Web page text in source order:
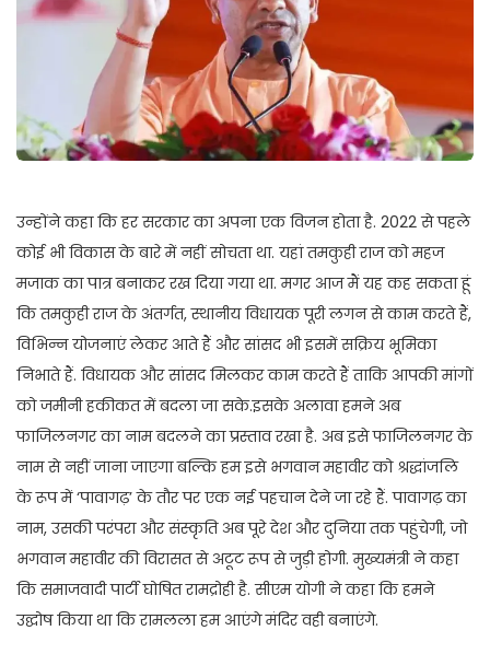
उन्होंने कहा कि हर सरकार का अपना एक विजन होता है. 2022 से पहले
कोई भी विकास के बारे में नहीं सोचता था. यहां तमकुही राज को महज
मजाक का पात्र बनाकर रख दिया गया था. मगर आज मैं यह कह सकता हूं
कि तमकुही राज के अंतर्गत, स्थानीय विधायक पूरी लगन से काम करते हैं,
विभिन्न योजनाएं लेकर आते हैं और सांसद भी इसमें सक्रिय भूमिका
निभाते हैं. विधायक और सांसद मिलकर काम करते हैं ताकि आपकी मांगों
को जमीनी हकीकत में बदला जा सके.इसके अलावा हमने अब
फाजिलनगर का नाम बदलने का प्रस्ताव रखा है. अब इसे फाजिलनगर के
नाम से नहीं जाना जाएगा बल्कि हम इसे भगवान महावीर को श्रद्धांजलि
के रूप में ‘पावागढ़’ के तौर पर एक नई पहचान देने जा रहे हैं. पावागढ़ का
नाम, उसकी परंपरा और संस्कृति अब पूरे देश और दुनिया तक पहुंचेगी, जो
भगवान महावीर की विरासत से अटूट रूप से जुड़ी होगी. मुख्यमंत्री ने कहा
कि समाजवादी पार्टी घोषित रामद्रोही है. सीएम योगी ने कहा कि हमने
उद्घोष किया था कि रामलला हम आएंगे मंदिर वही बनाएंगे.